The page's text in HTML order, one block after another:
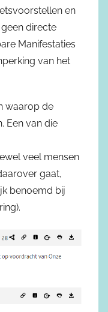
en
directe
Manifestaties
van het
waarop de
Een van die
veel mensen
gaat,
benoemd bij